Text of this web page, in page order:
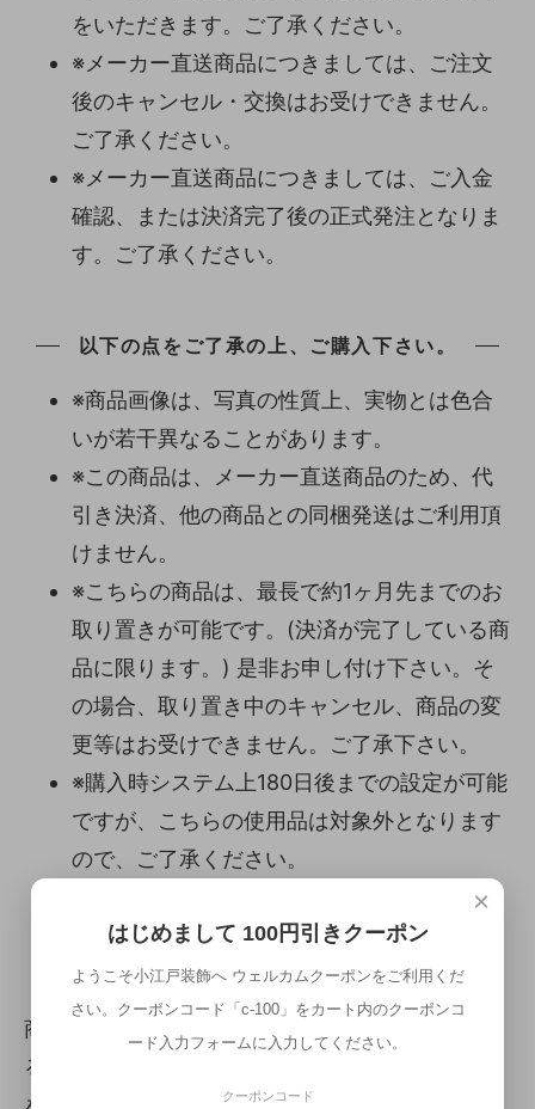
をいただきます。ご了承ください。
※メーカー直送商品につきましては、ご注文
後のキャンセル・交換はお受けできません。
ご了承ください。
※メーカー直送商品につきましては、ご入金
確認、または決済完了後の正式発注となりま
す。ご了承ください。
以下の点をご了承の上、ご購入下さい。
※商品画像は、写真の性質上、実物とは色合
いが若干異なることがあります。
※この商品は、メーカー直送商品のため、代
引き決済、他の商品との同梱発送はご利用頂
けません。
※こちらの商品は、最長で約1ヶ月先までのお
取り置きが可能です。(決済が完了している商
品に限ります。) 是非お申し付け下さい。そ
の場合、取り置き中のキャンセル、商品の変
更等はお受けできません。ご了承下さい。
※購入時システム上180日後までの設定が可能
ですが、こちらの使用品は対象外となります
ので、ご了承ください。
カートが前に進まない場合は、以下にご注意
ください。
商品をカートにいれ、購入手続きを進めようとす
ると、「利用できるお届け方法がないため、商品
×
はじめまして 100円引きクーポン
ようこそ小江戸装飾へ ウェルカムクーポンをご利用くだ
さい。クーポンコード「c-100」をカート内のクーポンコ
ード入力フォームに入力してください。
クーポンコード